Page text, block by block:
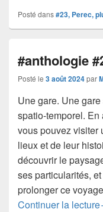
Posté dans#23, Perec,
#anthologie
Posté le 3 août 2024par
Une gare. Une
spatio-temporel.
vous pouvez visiter
lieux et de leur
découvrir le
ses particularités,
prolonger ce
Continuer la lecture